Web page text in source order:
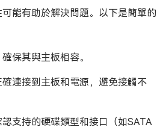
能有助於解決問題。以下是簡單的
保其與主板相容。
連接到主板和電源，避免接觸不
支持的硬碟類型和接口（如SATA